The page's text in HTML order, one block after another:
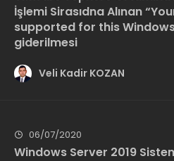
İşlemi Sirasıdna Alınan
supported for this Windows
giderilmesi
Veli Kadir KOZAN
06/07/2020
Windows Server 2019